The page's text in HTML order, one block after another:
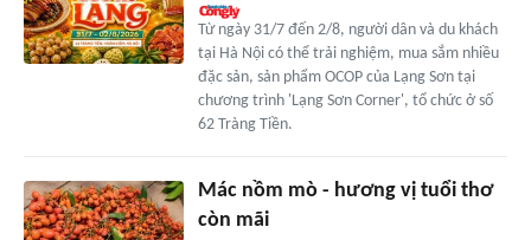
Từ ngày 31/7 đến 2/8, người dân và du khách
tại Hà Nội có thể trải nghiệm, mua sắm nhiều
đặc sản, sản phẩm OCOP của Lạng Sơn tại
chương trình 'Lạng Sơn Corner', tổ chức ở số
62 Tràng Tiền.
Mác nồm mò - hương vị tuổi thơ
còn mãi